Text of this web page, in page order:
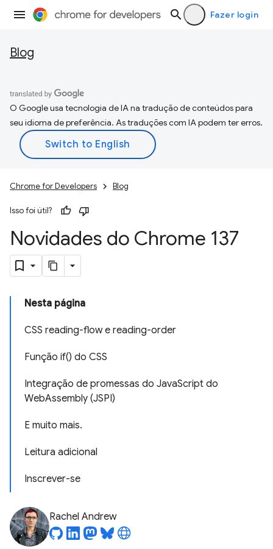
Fazer login
Blog
O Google usa tecnologia de IA na tradução de conteúdos para
seu idioma de preferência. As traduções com IA podem ter erros.
Chrome for Developers Blog
Isso foi útil?
Novidades do Chrome 137
Nesta página
CSS reading-flow e reading-order
Função if() do CSS
Integração de promessas do JavaScript do
WebAssembly (JSPI)
E muito mais.
Leitura adicional
Inscrever-se
Rachel Andrew